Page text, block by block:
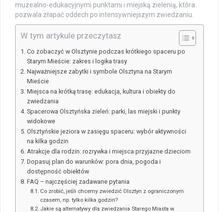
muzealno-edukacyjnymi punktami i miejską zielenią, która
pozwala złapać oddech po intensywniejszym zwiedzaniu.
W tym artykule przeczytasz
Co zobaczyć w Olsztynie podczas krótkiego spaceru po
Starym Mieście: zakres i logika trasy
Najważniejsze zabytki i symbole Olsztyna na Starym
Mieście
Miejsca na krótką trasę: edukacja, kultura i obiekty do
zwiedzania
Spacerowa Olsztyńska zieleń: parki, las miejski i punkty
widokowe
Olsztyńskie jeziora w zasięgu spaceru: wybór aktywności
na kilka godzin
Atrakcje dla rodzin: rozrywka i miejsca przyjazne dzieciom
Dopasuj plan do warunków: pora dnia, pogoda i
dostępność obiektów
FAQ – najczęściej zadawane pytania
Co zrobić, jeśli chcemy zwiedzić Olsztyn z ograniczonym
czasem, np. tylko kilka godzin?
Jakie są alternatywy dla zwiedzania Starego Miasta w